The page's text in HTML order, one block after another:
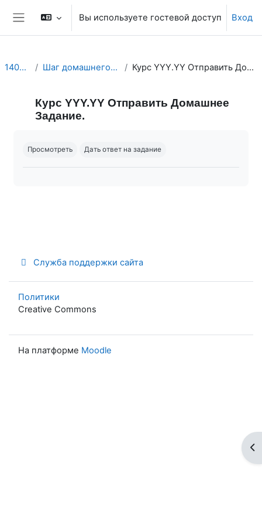
Перейти к основному содержанию
Боковая панель
Вы используете гостевой доступ Вход
14000.25 Шаг домашнего задания.(4) Курс YYY.YY Отправить Домашнее Задание.
Курс YYY.YY Отправить Домашнее
Задание.
Просмотреть Дать ответ на задание
Служба поддержки сайта
Политики
Creative Commons
На платформе Moodle